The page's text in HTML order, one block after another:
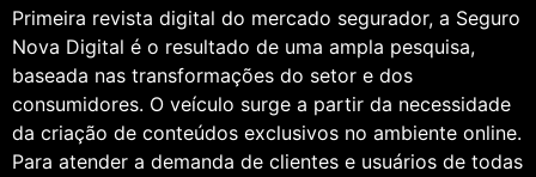
Primeira revista digital do mercado segurador, a Seguro
Nova Digital é o resultado de uma ampla pesquisa,
baseada nas transformações do setor e dos
consumidores. O veículo surge a partir da necessidade
da criação de conteúdos exclusivos no ambiente online.
Para atender a demanda de clientes e usuários de todas